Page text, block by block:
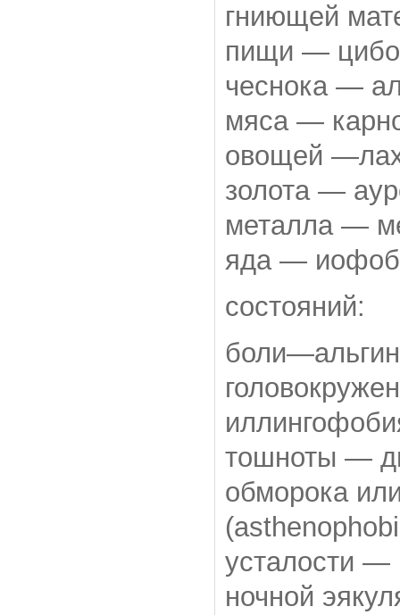
гниющей
пищи —
чеснока —
мяса —
овощей
золота —
металла —
яда —
состояний:
тошноты —
обморока
усталости —
ночной